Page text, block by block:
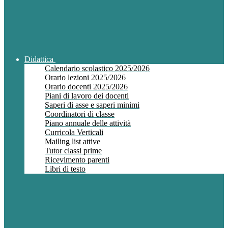
Didattica
Calendario scolastico 2025/2026
Orario lezioni 2025/2026
Orario docenti 2025/2026
Piani di lavoro dei docenti
Saperi di asse e saperi minimi
Coordinatori di classe
Piano annuale delle attività
Curricola Verticali
Mailing list attive
Tutor classi prime
Ricevimento parenti
Libri di testo